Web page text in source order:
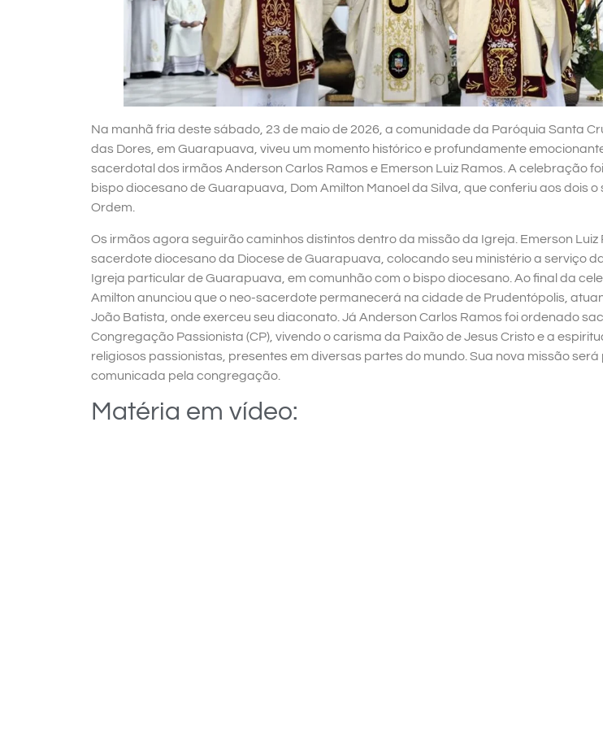
Na manhã fria deste sábado, 23 de maio de 2026, a comunidade da Paróquia Santa
das Dores, em Guarapuava, viveu um momento histórico e profundamente
sacerdotal dos irmãos Anderson Carlos Ramos e Emerson Luiz Ramos. A celebração
bispo diocesano de Guarapuava, Dom Amilton Manoel da Silva, que conferiu aos dois
Ordem.
Os irmãos agora seguirão caminhos distintos dentro da missão da Igreja. Emerson
sacerdote diocesano da Diocese de Guarapuava, colocando seu ministério a serviço
Igreja particular de Guarapuava, em comunhão com o bispo diocesano. Ao final da
Amilton anunciou que o neo-sacerdote permanecerá na cidade de Prudentópolis,
João Batista, onde exerceu seu diaconato. Já Anderson Carlos Ramos foi ordenado
Congregação Passionista (CP), vivendo o carisma da Paixão de Jesus Cristo e a
religiosos passionistas, presentes em diversas partes do mundo. Sua nova missão
comunicada pela congregação.
Matéria em vídeo: